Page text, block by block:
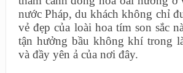
nước Pháp, du khách không chỉ
vẻ đẹp của loài hoa tím son sắc
tận hưởng bầu không khí trong
và đầy yên ả của nơi đây.